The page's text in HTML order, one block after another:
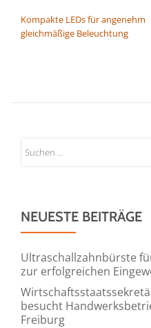
Kompakte LEDs für angenehm
gleichmäßige Beleuchtung
NEUESTE BEITRÄGE
Ultraschallzahnbürste
zur erfolgreichen
besucht
Freiburg